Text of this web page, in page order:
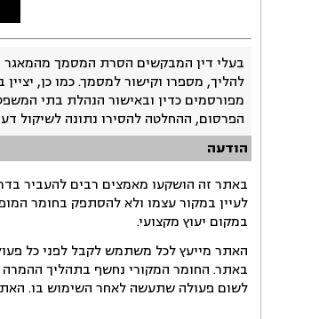
בעלי דין המבקשים הסרת המסמך מהמאגר
להליך, מספרו וקישור למסמך. כמו כן,
מפורסמים כדין ובאישור הנהלת בתי
הפרסום, ההחלטה להסירו נתונה לשיקול
הודעה
באתר זה הושקעו מאמצים רבים להעביר
לעיין במקור עצמו ולא להסתפק בחומר
במקום יעוץ מקצועי.
האתר מייעץ לכל משתמש לקבל לפני כל
באתר. החומר המקורי נחשף בתהליך ההמרה
לשום פעולה שתעשה לאחר השימוש בו.